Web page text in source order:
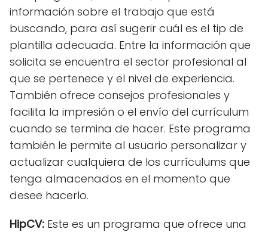
información sobre el trabajo que está
buscando, para así sugerir cuál es el tip de
plantilla adecuada. Entre la información que
solicita se encuentra el sector profesional al
que se pertenece y el nivel de experiencia.
También ofrece consejos profesionales y
facilita la impresión o el envío del currículum
cuando se termina de hacer. Este programa
también le permite al usuario personalizar y
actualizar cualquiera de los currículums que
tenga almacenados en el momento que
desee hacerlo.
HipCV: Este es un programa que ofrece una